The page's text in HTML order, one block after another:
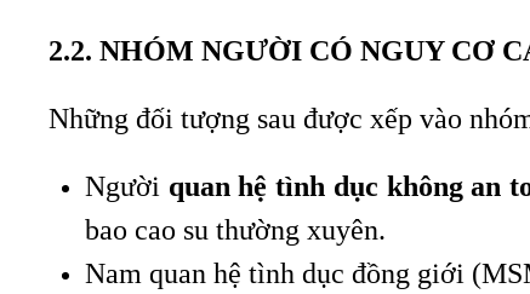
2.2. NHÓM NGƯỜI CÓ NGUY CƠ
Những đối tượng sau được xếp vào
Người quan hệ tình dục không an
bao cao su thường xuyên.
Nam quan hệ tình dục đồng giới